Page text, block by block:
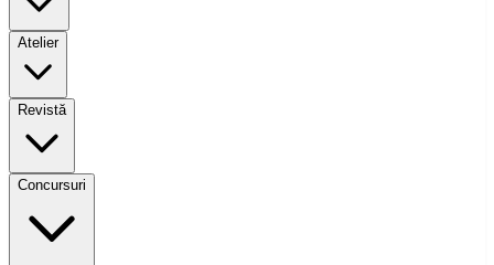
Atelier
Revistă
Concursuri